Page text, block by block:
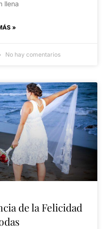
llena
»
No hay comentarios
de la Felicidad